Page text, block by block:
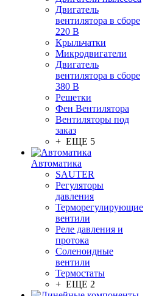
Двигатель
вентилятора в сборе
220 В
Крыльчатки
Микродвигатели
Двигатель
вентилятора в сборе
380 В
Решетки
Фен Вентилятора
Вентиляторы под
заказ
+ ЕЩЕ 5
Автоматика
SAUTER
Регуляторы
давления
Терморегулирующие
вентили
Реле давления и
протока
Соленоидные
вентили
Термостаты
+ ЕЩЕ 2